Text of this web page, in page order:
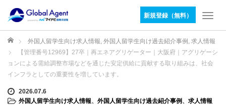
新規登録（無料）
T
g
v
ホーム 外国人留学生向け求人情報, 外国人留学生向け過去紹介事例 , 求人情報
【管理番号12969】27卒｜再エネアグリゲーター｜大阪府｜アグリゲーシ
ョンによる需給調整市場などを通じた安定供給に貢献する取り組みは、社会
インフラとしての重要性を増しています。
2026.07.6
外国人留学生向け求人情報、 外国人留学生向け過去紹介事例 、 求人情報